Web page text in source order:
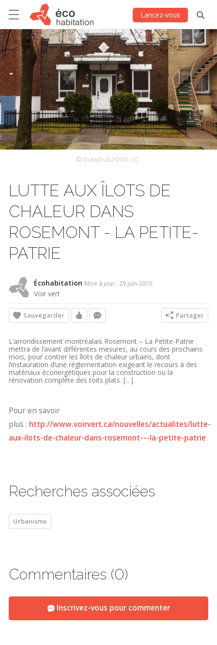
Lancez-vous
© DubyDub2009, CC
LUTTE AUX ÎLOTS DE
CHALEUR DANS
ROSEMONT - LA PETITE-
PATRIE
Écohabitation Mise à jour : 29 juin 2010
Voir vert
Sauvegarder Partager
L’arrondissement montréalais Rosemont – La Petite-Patrie
mettra de l’avant différentes mesures, au cours des prochains
mois, pour contrer les îlots de chaleur urbains, dont
l’instauration d’une réglementation exigeant le recours à des
matériaux éconergétiques pour la construction ou la
rénovation complète des toits plats. […]
Pour en savoir
plus : http://www.voirvert.ca/nouvelles/actualites/lutte-
aux-ilots-de-chaleur-dans-rosemont-–-la-petite-patrie
Recherches associées
Urbanisme
Commentaires (0)
Inscrivez-vous pour commenter